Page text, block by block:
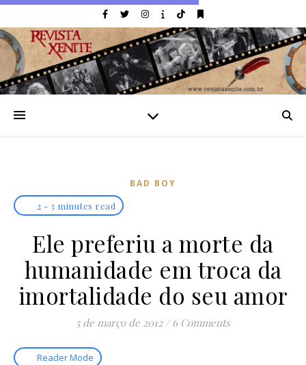
BAD BOY
2 - 3 minutes read
Ele preferiu a morte da
humanidade em troca da
imortalidade do seu amor
5 de março de 2012 / 6 Comments
Reader Mode